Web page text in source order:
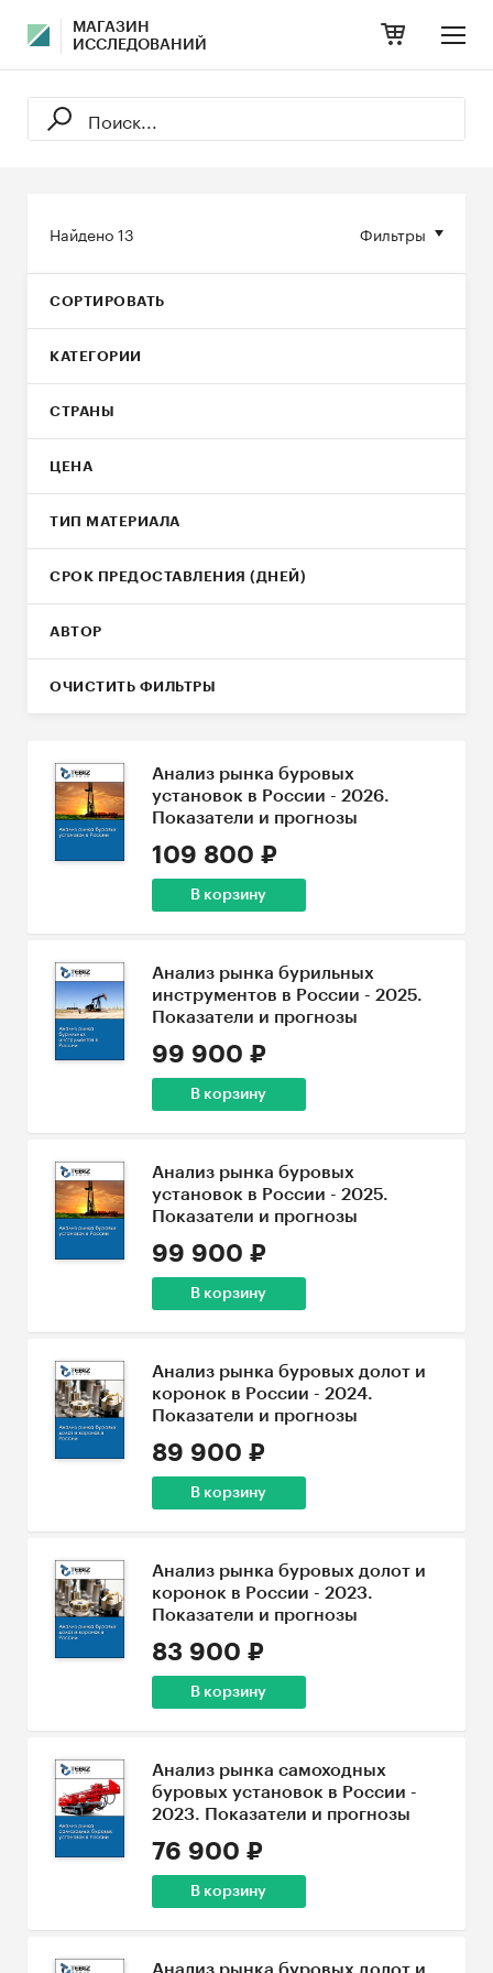
МАГАЗИН
ИССЛЕДОВАНИЙ
Фильтры
Найдено13
СОРТИРОВАТЬ
КАТЕГОРИИ
СТРАНЫ
ЦЕНА
ТИП МАТЕРИАЛА
СРОК ПРЕДОСТАВЛЕНИЯ (ДНЕЙ)
АВТОР
ОЧИСТИТЬ ФИЛЬТРЫ
Анализ рынка буровых
установок в России - 2026.
Показатели и прогнозы
109 800 ₽
В корзину
Анализ рынка бурильных
инструментов в России - 2025.
Показатели и прогнозы
99 900 ₽
В корзину
Анализ рынка буровых
установок в России - 2025.
Показатели и прогнозы
99 900 ₽
В корзину
Анализ рынка буровых долот и
коронок в России - 2024.
Показатели и прогнозы
89 900 ₽
В корзину
Анализ рынка буровых долот и
коронок в России - 2023.
Показатели и прогнозы
83 900 ₽
В корзину
Анализ рынка самоходных
буровых установок в России -
2023. Показатели и прогнозы
76 900 ₽
В корзину